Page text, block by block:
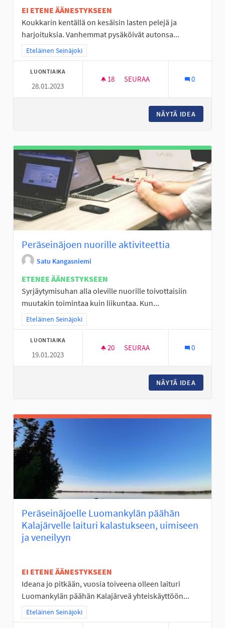
EI ETENE ÄÄNESTYKSEEN
Koukkarin kentällä on kesäisin lasten pelejä ja
harjoituksia. Vanhemmat pysäköivät autonsa...
Rajaa tulokset teeman mukaan: Eteläinen Seinäjoki
Eteläinen Seinäjoki
LUONTIAIKA
28.01.2023
18 18 SEURAAJAA
SEURAA 0
NÄYTÄ IDEA
Peräseinäjoen nuorille aktiviteettia
Satu Kangasniemi
ETENEE ÄÄNESTYKSEEN
Syrjäytymisuhan alla oleville nuorille toivottaisiin
muutakin toimintaa kuin liikuntaa. Kun...
Rajaa tulokset teeman mukaan: Eteläinen Seinäjoki
Eteläinen Seinäjoki
LUONTIAIKA
19.01.2023
20 20 SEURAAJAA
SEURAA 0
NÄYTÄ IDEA
Peräseinäjoelle Luomankylän päähän
Kalajärvelle laituri kalastukseen, uimiseen
ja veneilyyn
EI ETENE ÄÄNESTYKSEEN
Ideana jo pitkään, vuosia toiveena olleen laituri
Luomankylän päähän Kalajärveä yhteiskäyttöön...
Rajaa tulokset teeman mukaan: Eteläinen Seinäjoki
Eteläinen Seinäjoki